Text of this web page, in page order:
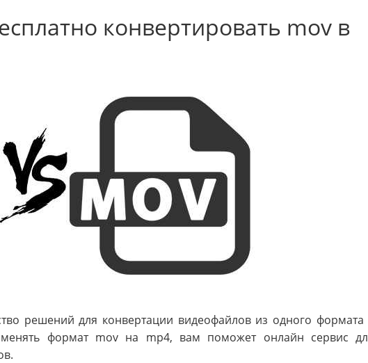
конвертировать mov в
решений для конвертации видеофайлов из одного формата
формат mov на mp4, вам поможет онлайн сервис